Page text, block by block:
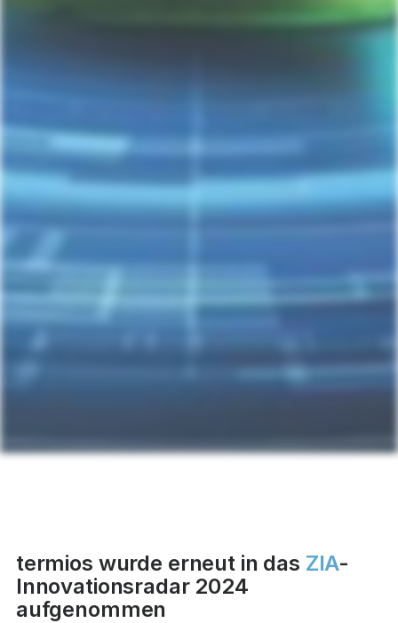
termios wurde erneut in das ZIA-
Innovationsradar 2024
aufgenommen